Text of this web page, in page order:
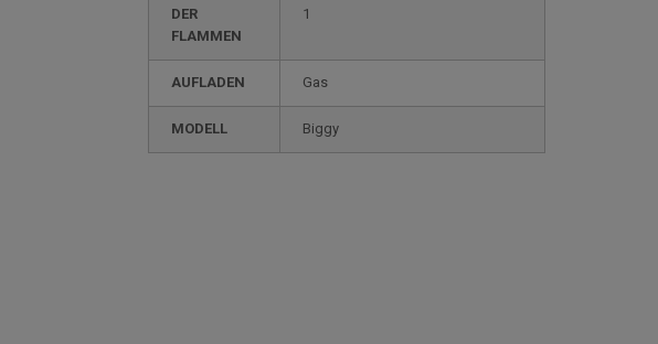
DER
FLAMMEN
1
AUFLADEN gas
MODELL biggy